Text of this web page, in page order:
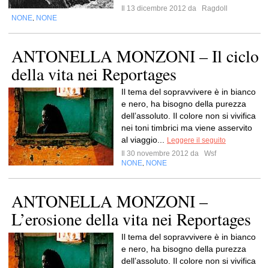
Il 13 dicembre 2012 da
Ragdoll
NONE NONE
ANTONELLA MONZONI – Il ciclo
della vita nei Reportages
Il tema del sopravvivere è in bianco
e nero, ha bisogno della purezza
dell’assoluto. Il colore non si vivifica
nei toni timbrici ma viene asservito
al viaggio...
Leggere il seguito
Il 30 novembre 2012 da
Wsf
NONE NONE
ANTONELLA MONZONI –
L’erosione della vita nei Reportages
Il tema del sopravvivere è in bianco
e nero, ha bisogno della purezza
dell’assoluto. Il colore non si vivifica